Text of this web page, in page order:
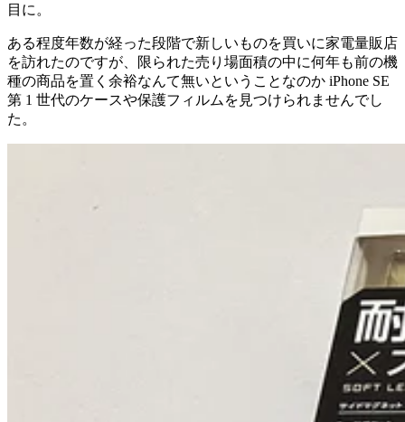
目に。
ある程度年数が経った段階で新しいものを買いに家電量販店
を訪れたのですが、限られた売り場面積の中に何年も前の機
種の商品を置く余裕なんて無いということなのか iPhone SE
第 1 世代のケースや保護フィルムを見つけられませんでし
た。